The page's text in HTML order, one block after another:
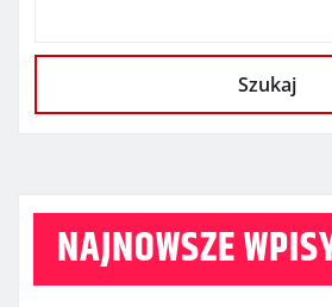
Szukaj
NAJNOWSZE